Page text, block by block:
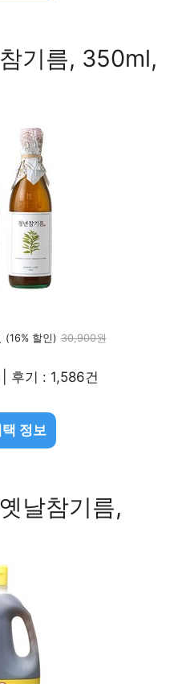
기름, 350ml,
(16% 할인) 30,900원
후기 : 1,586건
정보
날참기름,